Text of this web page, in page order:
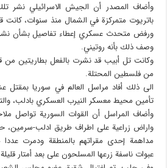
وأضاف المصدر أن الجيش الاسرائيلي نشر
باتريوت متمركزة في الشمال منذ سنوات، كانت
ورفض متحدث عسكري إعطاء تفاصيل بشأن نشر
وصف ذلك بأنه روتيني.
وكانت تل أبيب قد نشرت بالفعل بطاريتين من
من فلسطين المحتلة.
الى ذلك أفاد مراسل العالم في سوريا بمقتل
تأمين محيط معسكر النيرب العسكري بادلب،
وأضاف المراسل أن القوات السورية تواصل
واراض زراعية على اطراف طريق ادلب-
مداهمة إحدى مقراتهم بالمنطقة ودمرت
عبوات ناسفة زرعها المسلحون على بعد أمتار